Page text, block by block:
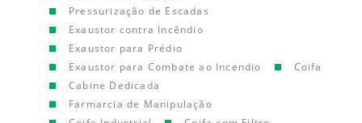
Pressurização de Escadas
Exaustor contra Incêndio
Exaustor para Prédio
Exaustor para Combate ao Incendio
Coifa
Cabine Dedicada
Farmarcia de Manipulação